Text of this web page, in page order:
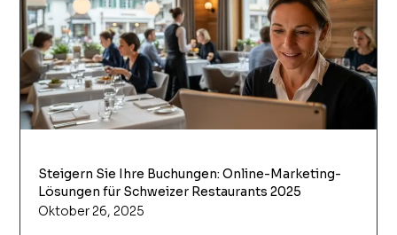
Steigern Sie Ihre Buchungen: Online-Marketing-
Lösungen für Schweizer Restaurants 2025
Oktober 26, 2025